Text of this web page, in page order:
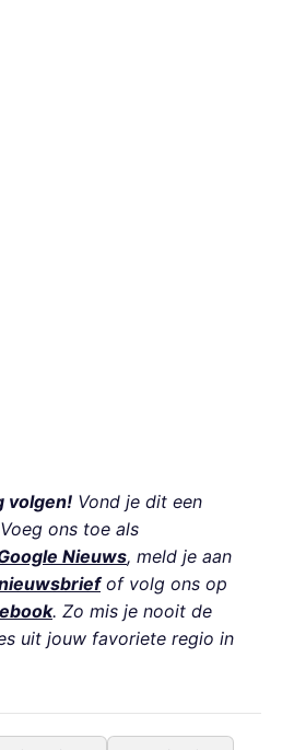
volgen! Vond je dit een
ons toe als
Nieuws, meld je aan
of volg ons op
. Zo mis je nooit de
uit jouw favoriete regio in